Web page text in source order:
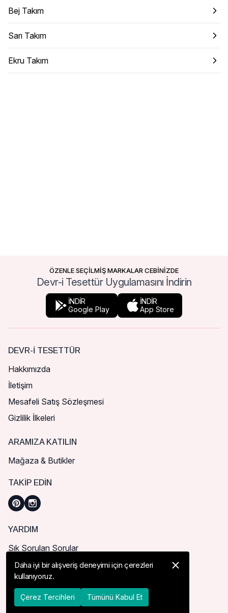
Bej Takım
Sarı Takım
Ekru Takım
ÖZENLE SEÇİLMİŞ MARKALAR CEBİNİZDE
Devr-i Tesettür Uygulamasını İndirin
İNDİR
Google Play
İNDİR
App Store
DEVR-I TESETTÜR
Hakkımızda
İletişim
Mesafeli Satış Sözleşmesi
Gizlilik İlkeleri
ARAMIZA KATILIN
Mağaza & Butikler
TAKIP EDIN
YARDIM
Sık Sorulan Sorular
Nasıl Sipariş Verebilirim?
Kargo ve Teslimat
İade, İptal ve Değişim
Daha iyi bir alışveriş deneyimi için çerezleri
kullanıyoruz.
Çerez Tercihleri Tümünü Kabul Et